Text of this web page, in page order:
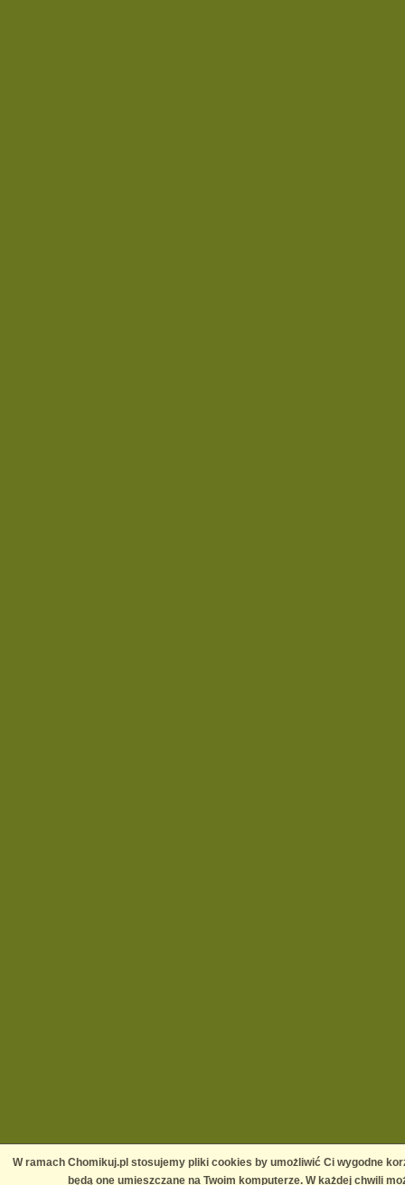
W ramach Chomikuj.pl stosujemy pliki cookies by umożliwić Ci wygodne
będą one umieszczane na Twoim komputerze. W każdej chwili